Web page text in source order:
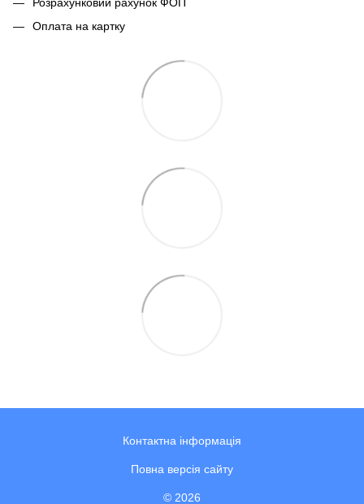
Розрахунковий рахунок ФОП
Оплата на картку
Контактна інформація
Повна версія сайту
© 2026